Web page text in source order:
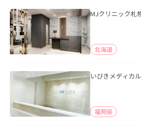
MJクリニック札
北海道
いびきメディカ
福岡県